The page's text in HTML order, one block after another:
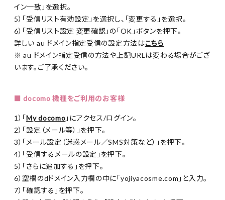
イン一致」を選択。
5）「受信リスト有効設定」を選択し、「変更する」を選択。
6）「受信リスト設定 変更確認」の「OK」ボタンを押下。
詳しい au ドメイン指定受信の設定方法はこちら
※ au ドメイン指定受信の方法や上記URLは変わる場合がござ
います。ご了承ください。
■ docomo 機種をご利用のお客様
1）「My docomo 」にアクセス/ログイン。
2）「設定（メール等）」を押下。
3）「メール設定（迷惑メール／SMS対策など）」を押下。
4）「受信するメールの設定」を押下。
5）「さらに追加する」を押下。
6）空欄のdドメイン入力欄の中に「yojiyacosme.com」と入力。
7）「確認する」を押下。